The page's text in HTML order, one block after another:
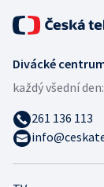
Divácké
každý všední den:
261 136 113